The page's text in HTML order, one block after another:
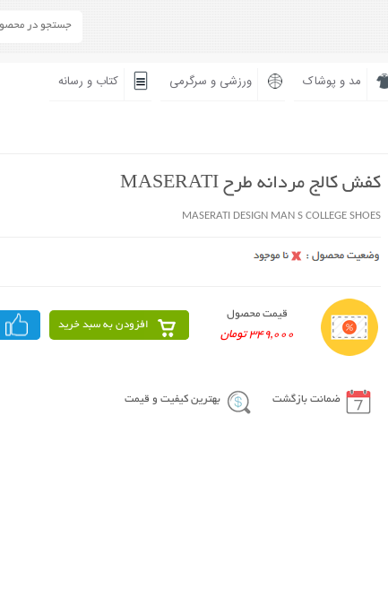
مد و پوشاک ورزشی و سرگرمی کتاب و رسانه
کفش کالج مردانه طرح MASERATI
MASERATI DESIGN MAN S COLLEGE SHOES
قیمت محصول
349,000 تومان
افزودن به سبد خرید
ضمانت بازگشت بهترین کیفیت و قیمت